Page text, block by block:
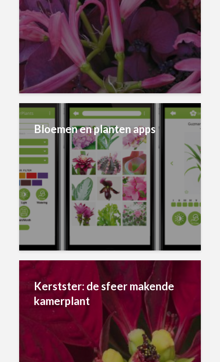
Bloemen en planten apps
Kerstster: de sfeer makende
kamerplant